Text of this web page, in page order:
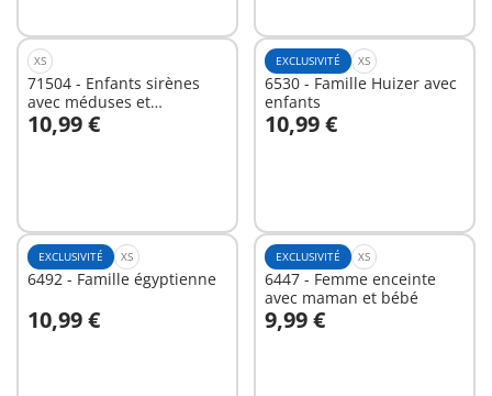
XS
71504 - Enfants sirènes
avec méduses et
coquillages
10,99 €
Au panier
EXCLUSIVITÉ XS
6530 - Famille Huizer avec
enfants
10,99 €
Au panier
EXCLUSIVITÉ XS
6492 - Famille égyptienne
10,99 €
Au panier
EXCLUSIVITÉ XS
6447 - Femme enceinte
avec maman et bébé
9,99 €
Au panier